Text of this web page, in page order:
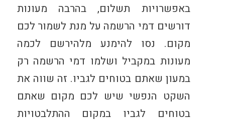
באפשרויות תשלום, בהרבה מעונות
דורשים דמי הרשמה על מנת לשמור לכם
מקום. נסו להימנע מלהירשם לכמה
מעונות במקביל ושלמו דמי הרשמה רק
במעון שאתם בטוחים לגביו. זה שווה את
השקט הנפשי שיש לכם מקום שאתם
בטוחים לגביו במקום ההתלבטויות